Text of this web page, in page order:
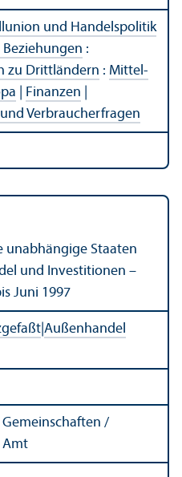
und Handels­politik
:
zu Drittländern : Mittel-
Finanzen
Verbraucherfragen
unabhängige Staaten
und Investitionen –
Juni 1997
Außen­handel
Gemeinschaften /
Amt